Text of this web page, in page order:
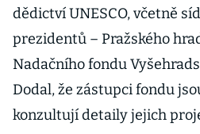
dědictví UNESCO, včetně
prezidentů – Pražského
Nadačního fondu
Dodal, že zástupci fondu
konzultují detaily jejich